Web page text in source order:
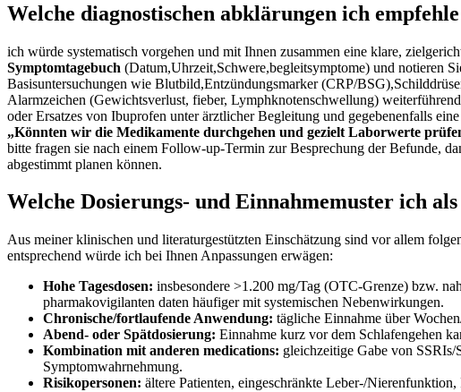
Welche diagnostischen ⁢abklärungen⁢ ich
ich würde systematisch vorgehen und mit Ihnen zusammen eine klare,
Symptomtagebuch (Datum,Uhrzeit,Schwere,begleitsymptome)‌ und notieren
Basisuntersuchungen wie Blutbild,Entzündungsmarker (CRP/
Alarmzeichen (Gewichtsverlust, fieber,⁣ Lymphknotenschwellung)‌
oder ⁤Ersatzes von Ibuprofen ⁣unter ärztlicher Begleitung und‍ gegebenenfalls
„Könnten wir die Medikamente durchgehen und⁢ gezielt Laborwerte​
‌bitte ‍fragen sie nach⁣ einem Follow-up-Termin zur​ Besprechung der‌ Befunde,⁣
abgestimmt⁤ planen können.
Welche Dosierungs- und⁤ Einnahmemuster ich
Aus meiner klinischen und literaturgestützten⁢ Einschätzung ⁤sind ‍vor allem⁢
entsprechend würde ich bei Ihnen Anpassungen ​erwägen:
Hohe Tagesdosen: insbesondere >1.200 mg/Tag‌ (OTC-Grenze)⁤ bzw.
pharmakovigilanten‌ daten häufiger mit systemischen ⁢Nebenwirkungen.
Chronische/fortlaufende Anwendung: tägliche Einnahme über⁤
Abend- oder Spätdosierung: Einnahme kurz vor​ dem ​Schlafengehen
Kombination mit anderen medications: gleichzeitige Gabe von
Symptomwahrnehmung.
Risikopersonen: ältere⁤ Patienten, eingeschränkte Leber-/